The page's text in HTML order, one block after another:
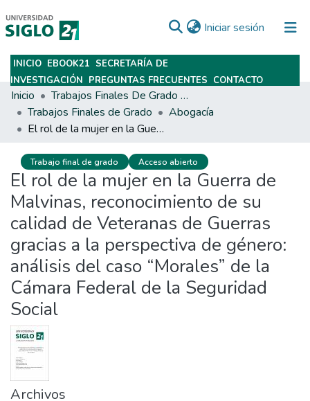
Iniciar sesión (current)
Subir
INICIO EBOOK21 SECRETARÍA DE
INVESTIGACIÓN PREGUNTAS FRECUENTES CONTACTO
Inicio
Trabajos Finales De Grado Y Posgrado
Trabajos Finales de Grado
Abogacía
El rol de la mujer en la Guerra de Malvinas, reconocimiento de su calidad de Veteranas de Guerras gracias a la perspectiva de género: análisis del caso “Morales” de la Cámara Federal de la Seguridad Social
Trabajo final de grado Acceso abierto
El rol de la mujer en la Guerra de
Malvinas, reconocimiento de su
calidad de Veteranas de Guerras
gracias a la perspectiva de género:
análisis del caso “Morales” de la
Cámara Federal de la Seguridad
Social
Archivos